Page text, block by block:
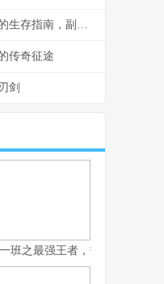
我的世界地狱怎么做，烈焰与宝藏的生存指南，副标题，深入下界探索的核心策略与技巧
传奇征途
剑
的艺术
班之最强王者，热血青春与荣